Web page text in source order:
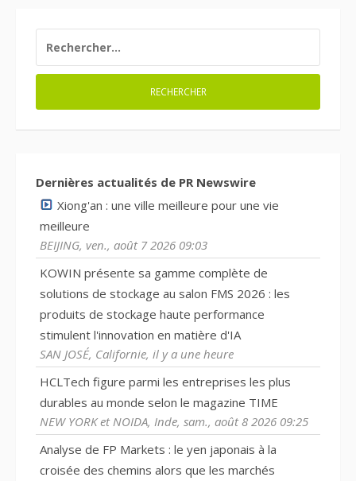
Dernières actualités de PR Newswire
Xiong'an : une ville meilleure pour une vie
meilleure
BEIJING, ven., août 7 2026 09:03
KOWIN présente sa gamme complète de
solutions de stockage au salon FMS 2026 : les
produits de stockage haute performance
stimulent l'innovation en matière d'IA
SAN JOSÉ, Californie, il y a une heure
HCLTech figure parmi les entreprises les plus
durables au monde selon le magazine TIME
NEW YORK et NOIDA, Inde, sam., août 8 2026 09:25
Analyse de FP Markets : le yen japonais à la
croisée des chemins alors que les marchés